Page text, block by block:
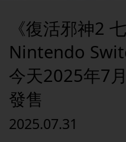
《復活邪神2
Nintendo
今天2025年7
發售
2025.07.31